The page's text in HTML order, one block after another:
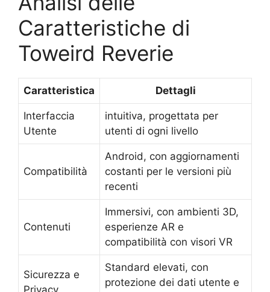
Caratteristiche di
Toweird Reverie
Caratteristica Dettagli
Interfaccia
Utente
intuitiva, progettata per
utenti di ogni livello
Compatibilità
Android, con aggiornamenti
costanti per le versioni più
recenti
Contenuti
Immersivi, con ambienti 3D,
esperienze AR e
compatibilità con visori VR
Sicurezza e
Standard elevati, con
protezione dei dati utente e